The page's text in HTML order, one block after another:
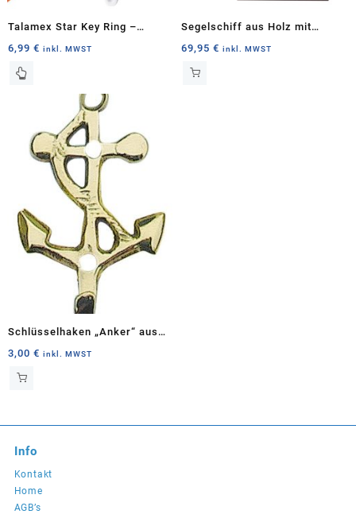
werden
werden
Talamex Star Key Ring –
Schwimmender
Schlüsselanhänger für
6,99 € inkl. MWST
Dieses
Varianten
auf
der
Produktseite
Segelschiff aus Holz mit
Stoffsegeln – Handgefertigtes
Modell
69,95€ inkl. MWST
Schlüsselhaken „Anker“ aus
Messing – Maritime
Wanddekoration
3,00 € inkl. MWST
Info
Kontakt
Home
AGB’s